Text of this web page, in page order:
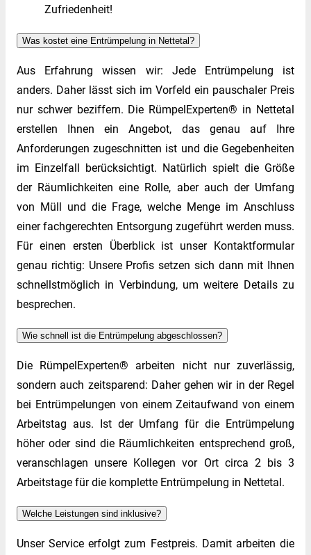
Zufriedenheit!
Was kostet eine Entrümpelung in Nettetal?
Aus Erfahrung wissen wir: Jede Entrümpelung ist
anders. Daher lässt sich im Vorfeld ein pauschaler Preis
nur schwer beziffern. Die RümpelExperten® in Nettetal
erstellen Ihnen ein Angebot, das genau auf Ihre
Anforderungen zugeschnitten ist und die Gegebenheiten
im Einzelfall berücksichtigt. Natürlich spielt die Größe
der Räumlichkeiten eine Rolle, aber auch der Umfang
von Müll und die Frage, welche Menge im Anschluss
einer fachgerechten Entsorgung zugeführt werden muss.
Für einen ersten Überblick ist unser Kontaktformular
genau richtig: Unsere Profis setzen sich dann mit Ihnen
schnellstmöglich in Verbindung, um weitere Details zu
besprechen.
Wie schnell ist die Entrümpelung abgeschlossen?
Die RümpelExperten® arbeiten nicht nur zuverlässig,
sondern auch zeitsparend: Daher gehen wir in der Regel
bei Entrümpelungen von einem Zeitaufwand von einem
Arbeitstag aus. Ist der Umfang für die Entrümpelung
höher oder sind die Räumlichkeiten entsprechend groß,
veranschlagen unsere Kollegen vor Ort circa 2 bis 3
Arbeitstage für die komplette Entrümpelung in Nettetal.
Welche Leistungen sind inklusive?
Unser Service erfolgt zum Festpreis. Damit arbeiten die